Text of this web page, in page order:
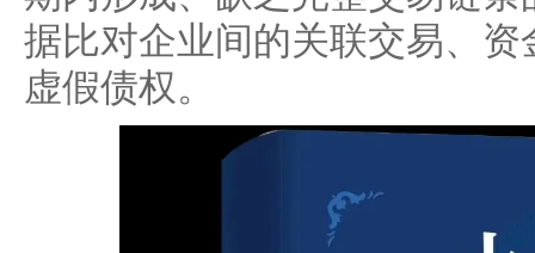
据比对企业间的关联交易、
虚假债权。